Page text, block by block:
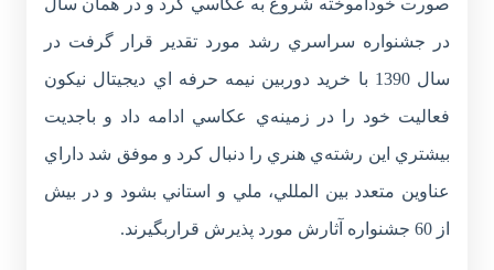
صورت خودآموخته شروع به عکاسي کرد و در همان سال
در جشنواره سراسري رشد مورد تقدير قرار گرفت در
سال 1390 با خريد دوربين نيمه حرفه اي ديجيتال نيکون
فعاليت خود را در زمينه‌ي عکاسي ادامه داد و باجديت
بيشتري اين رشته‌ي هنري را دنبال کرد و موفق شد داراي
عناوين متعدد بين المللي، ملي و استاني بشود و در بيش
از 60 جشنواره آثارش مورد پذيرش قراربگيرند.